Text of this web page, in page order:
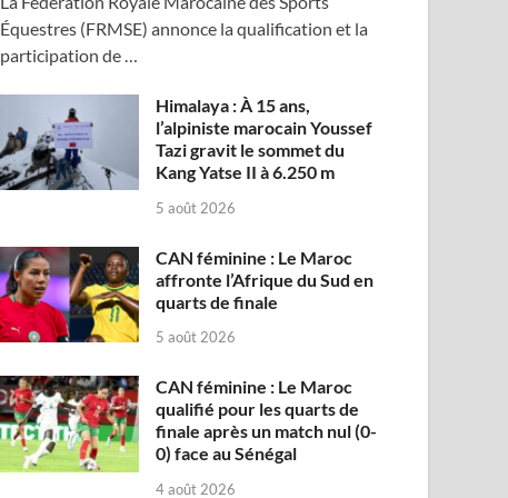
Équestres (FRMSE) annonce la qualification et la
participation de …
Himalaya : À 15 ans,
l’alpiniste marocain Youssef
Tazi gravit le sommet du
Kang Yatse II à 6.250 m
5 août 2026
CAN féminine : Le Maroc
affronte l’Afrique du Sud en
quarts de finale
5 août 2026
CAN féminine : Le Maroc
qualifié pour les quarts de
finale après un match nul (0-
0) face au Sénégal
4 août 2026